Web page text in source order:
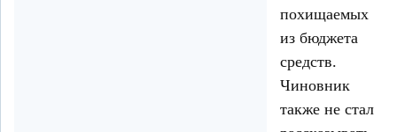
похищаемых
из бюджета
средств.
Чиновник
также не стал